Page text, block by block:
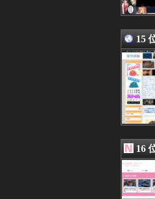
08/08
08/08
08/08
15
16